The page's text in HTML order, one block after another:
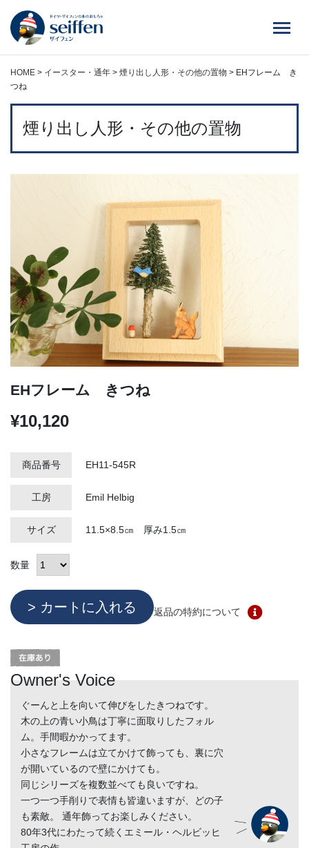
ン
HOME > イースター・通年 > 煙り出し人形・その他の置物 > EHフレーム き
つね
煙り出し人形・その他の置物
EHフレーム きつね
¥10,120
商品番号 EH11-545R
工房 Emil Helbig
サイズ 11.5×8.5㎝ 厚み1.5㎝
数量
返品の特約について
Owner's Voice
ぐーんと上を向いて伸びをしたきつねです。
木の上の青い小鳥は丁寧に面取りしたフォル
ム。手間暇かかってます。
小さなフレームは立てかけて飾っても、裏に穴
が開いているので壁にかけても。
同じシリーズを複数並べても良いですね。
一つ一つ手削りで表情も皆違いますが、どの子
も素敵。 通年飾ってお楽しみください。
80年3代にわたって続くエミール・ヘルビッヒ